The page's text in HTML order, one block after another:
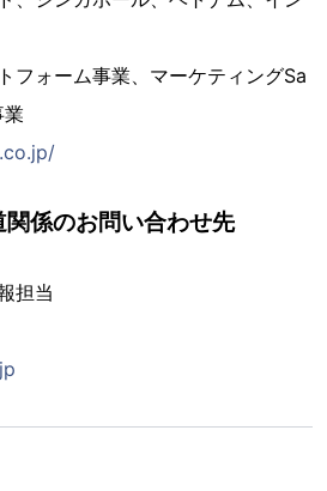
フォーム事業、マーケティングSa
係のお問い合わせ先
担当